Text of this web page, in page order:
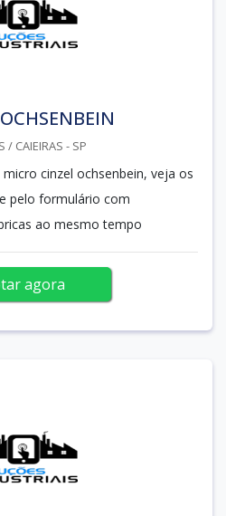
/ CAIEIRAS - SP
cinzel ochsenbein, veja os
pelo formulário com
ao mesmo tempo
agora